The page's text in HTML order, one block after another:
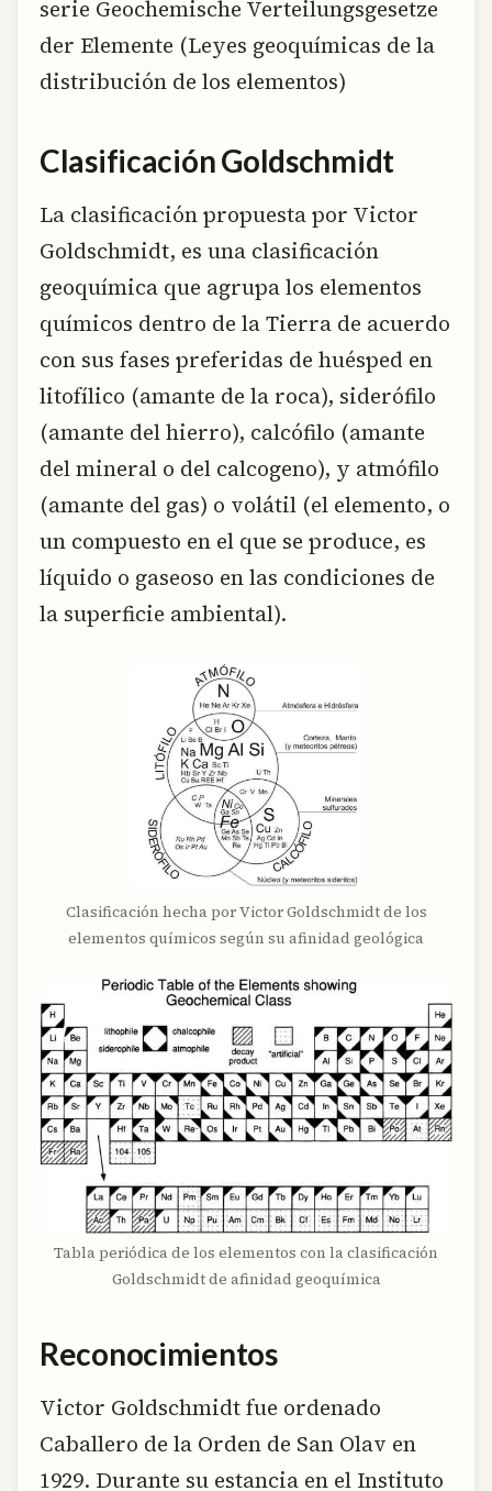
serie Geochemische Verteilungsgesetze
der Elemente (Leyes geoquímicas de la
distribución de los elementos)
Clasificación Goldschmidt
La clasificación propuesta por Victor
Goldschmidt, es una clasificación
geoquímica que agrupa los elementos
químicos dentro de la Tierra de acuerdo
con sus fases preferidas de huésped en
litofílico (amante de la roca), siderófilo
(amante del hierro), calcófilo (amante
del mineral o del calcogeno), y atmófilo
(amante del gas) o volátil (el elemento, o
un compuesto en el que se produce, es
líquido o gaseoso en las condiciones de
la superficie ambiental).
Clasificación hecha por Victor Goldschmidt de los
elementos químicos según su afinidad geológica
Tabla periódica de los elementos con la clasificación
Goldschmidt de afinidad geoquímica
Reconocimientos
Victor Goldschmidt fue ordenado
Caballero de la Orden de San Olav en
1929. Durante su estancia en el Instituto